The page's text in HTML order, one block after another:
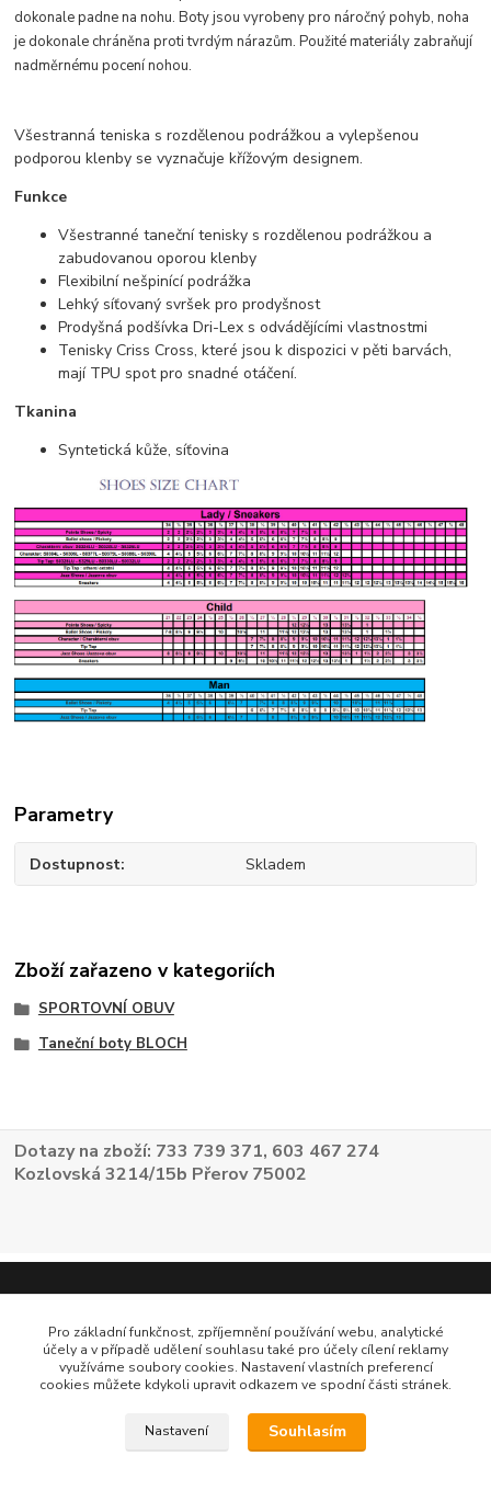
dokonale padne na nohu. Boty jsou vyrobeny pro náročný pohyb, noha
je dokonale chráněna proti tvrdým nárazům. Použité materiály zabraňují
nadměrnému pocení nohou.
Všestranná teniska s rozdělenou podrážkou a vylepšenou
podporou klenby se vyznačuje křížovým designem.
Funkce
Všestranné taneční tenisky s rozdělenou podrážkou a
zabudovanou oporou klenby
Flexibilní nešpinící podrážka
Lehký síťovaný svršek pro prodyšnost
Prodyšná podšívka Dri-Lex s odvádějícími vlastnostmi
Tenisky Criss Cross, které jsou k dispozici v pěti barvách,
mají TPU spot pro snadné otáčení.
Tkanina
Syntetická kůže, síťovina
Parametry
Dostupnost Skladem
Zboží zařazeno v kategoriích
SPORTOVNÍ OBUV
Taneční boty BLOCH
Dotazy na zboží: 733 739 371, 603 467 274
Kozlovská 3214/15b Přerov 75002
Pro základní funkčnost, zpříjemnění používání webu, analytické
účely a v případě udělení souhlasu také pro účely cílení reklamy
využíváme soubory cookies. Nastavení vlastních preferencí
cookies můžete kdykoli upravit odkazem ve spodní části stránek.
Nastavení Souhlasím